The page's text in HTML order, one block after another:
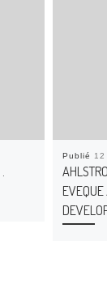
Publié